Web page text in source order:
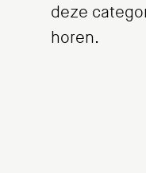
deze
horen.